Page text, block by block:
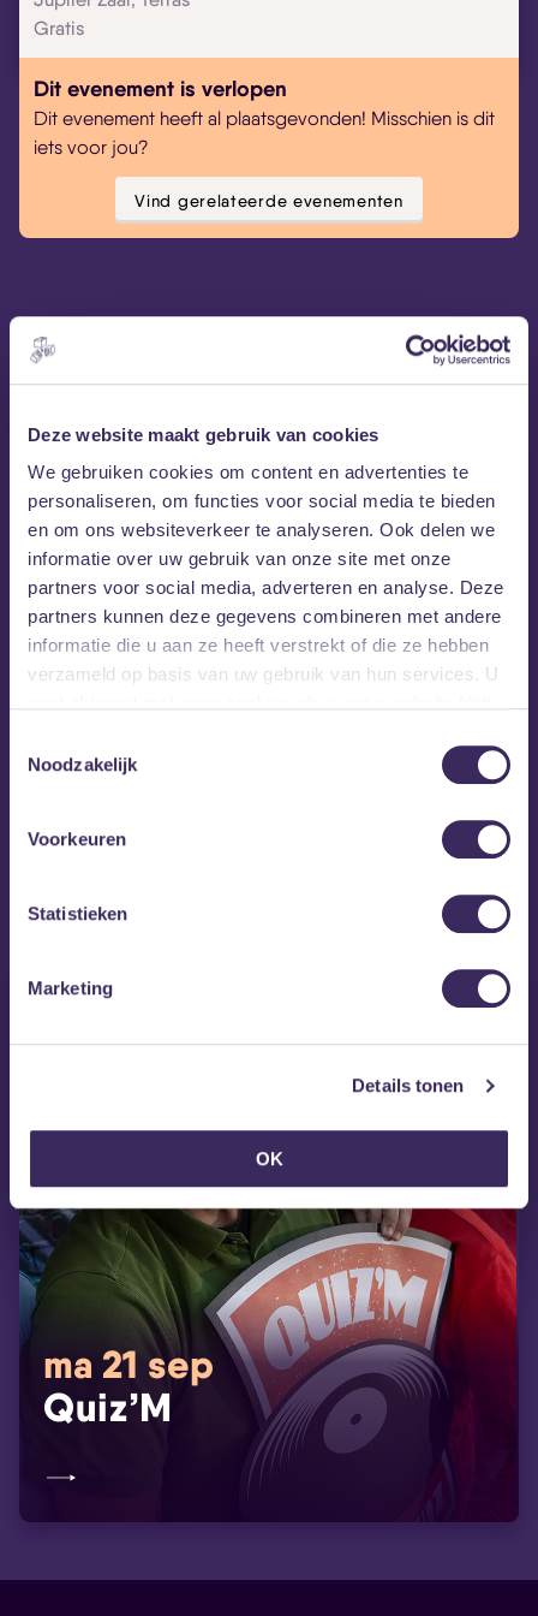
Deze website maakt gebruik van cookies
We gebruiken cookies om content en advertenties te
personaliseren, om functies voor social media te bieden
en om ons websiteverkeer te analyseren. Ook delen we
informatie over uw gebruik van onze site met onze
partners voor social media, adverteren en analyse. Deze
partners kunnen deze gegevens combineren met andere
informatie die u aan ze heeft verstrekt of die ze hebben
verzameld op basis van uw gebruik van hun services. U
Noodzakelijk
Voorkeuren
Statistieken
Marketing
Details tonen
OK
Gratis
Dit evenement is verlopen
Dit evenement heeft al plaatsgevonden! Misschien is dit
iets voor jou?
Vind gerelateerde evenementen
Carnaval
Tijdens de Grote optocht van ut Kielegat zijn wij
uiteraard weer de hotspot van Breda. Perfect
uitzicht, ‘n koud pilske en ’n muziekske. MEZZ’n allen
carnavallen!
Jupiler Zaal
Valt het weer tegen? Ben je die optocht beu? Of word je
claustrofobisch op dat propvolle voorplein? In de grote
MEZZ tipt
ma 21 sep
Quiz’M